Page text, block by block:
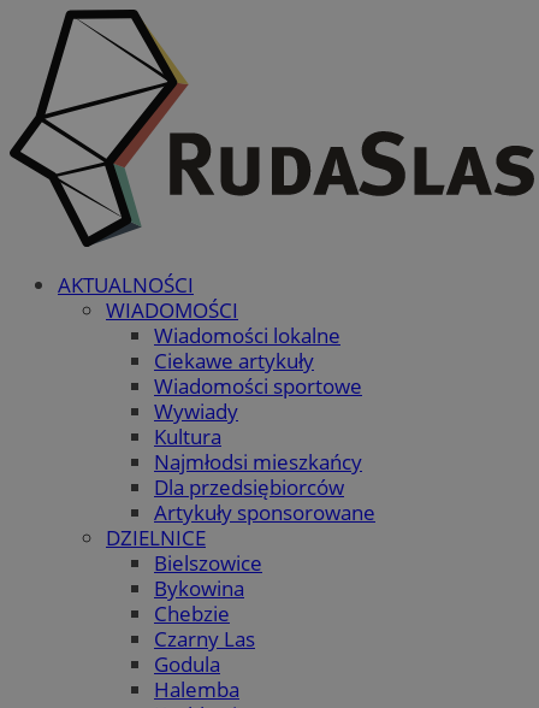
AKTUALNOŚCI
WIADOMOŚCI
Wiadomości lokalne
Ciekawe artykuły
Wiadomości sportowe
Wywiady
Kultura
Najmłodsi mieszkańcy
Dla przedsiębiorców
Artykuły sponsorowane
DZIELNICE
Bielszowice
Bykowina
Chebzie
Czarny Las
Godula
Halemba